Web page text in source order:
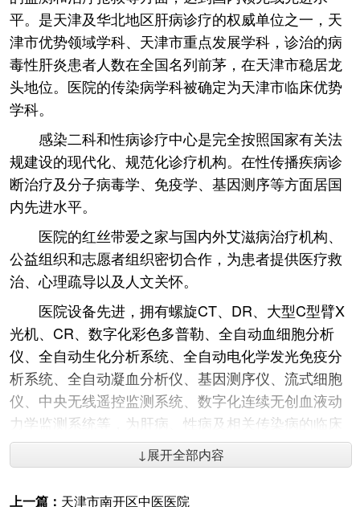
平。是天津及华北地区肝病诊疗的权威单位之一，天
津市优势领域学科、天津市重点发展学科，诊治的病
毒性肝炎患者人数在全国名列前茅，在天津市稳居龙
头地位。医院的传染病学科被确定为天津市临床优势
学科。
感染二科和性病诊疗中心是完全按照国家有关法
规建设的现代化、规范化诊疗机构。在性传播疾病诊
断治疗及分子病毒学、免疫学、基因测序等方面居国
内先进水平。
医院的红丝带爱之家与国内外艾滋病治疗机构、
公益组织和志愿者组织密切合作，为患者提供医疗救
治、心理疏导以及人文关怀。
医院设备先进，拥有螺旋CT、DR、大型C型臂X
光机、CR、数字化彩色多普勒、全自动血细胞分析
仪、全自动生化分析系统、全自动电化学发光免疫分
析系统、全自动凝血分析仪、基因测序仪、流式细胞
仪、中央无线遥控监测系统、数字化连续无创血液动
力学监测系统等，为肝病、性病及相关传染病的临床
影象、介入治疗、血液净化、心电诊断等提供技术支
持。依托先进设备和技术，医院可开展微波、射频、
冷冻消融、TACE、PEI以及外科手术切除部分肝脏等
↓展开全部内容
上一篇： 天津市南开区中医医院